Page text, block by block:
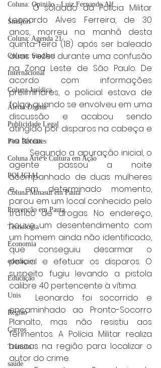
Coluna: Opinião - Luiz Fernando Alf
Sindjori
Coluna: Agenda 21
Coluna: SindJori
Internacional
Coluna Jurídica
Alerta Digital
Publicidade Legal
Post Recentes
Coluna Arte e Cultura em Ação
POLICIAL
Coluna Minasul em Pauta
Prevenção em Pauta
Tecnologia
Economia
educaçao
Educação
Unis
Região
Carros
Trânsito
saúde
	O soldado da Polícia Militar
Leonardo Alves Ferreira, de 30
anos, morreu na manhã desta
quinta-feira (18) após ser baleado
duas vezes durante uma confusão
na Zona Leste de São Paulo. De
acordo com informações
preliminares, o policial estava de
folga quando se envolveu em uma
discussão e acabou sendo
atingido por disparos na cabeça e
no tórax.
	Segundo a apuração inicial, o
agente passou a noite
acompanhado de duas mulheres
e, em determinado momento,
parou em um local conhecido pelo
tráfico de drogas. No endereço,
houve um desentendimento com
um homem ainda não identificado,
que conseguiu desarmar o
policial e efetuar os disparos. O
suspeito fugiu levando a pistola
calibre .40 pertencente à vítima.
	Leonardo foi socorrido e
encaminhado ao Pronto-Socorro
Planalto, mas não resistiu aos
ferimentos. A Polícia Militar realiza
buscas na região para localizar o
autor do crime.